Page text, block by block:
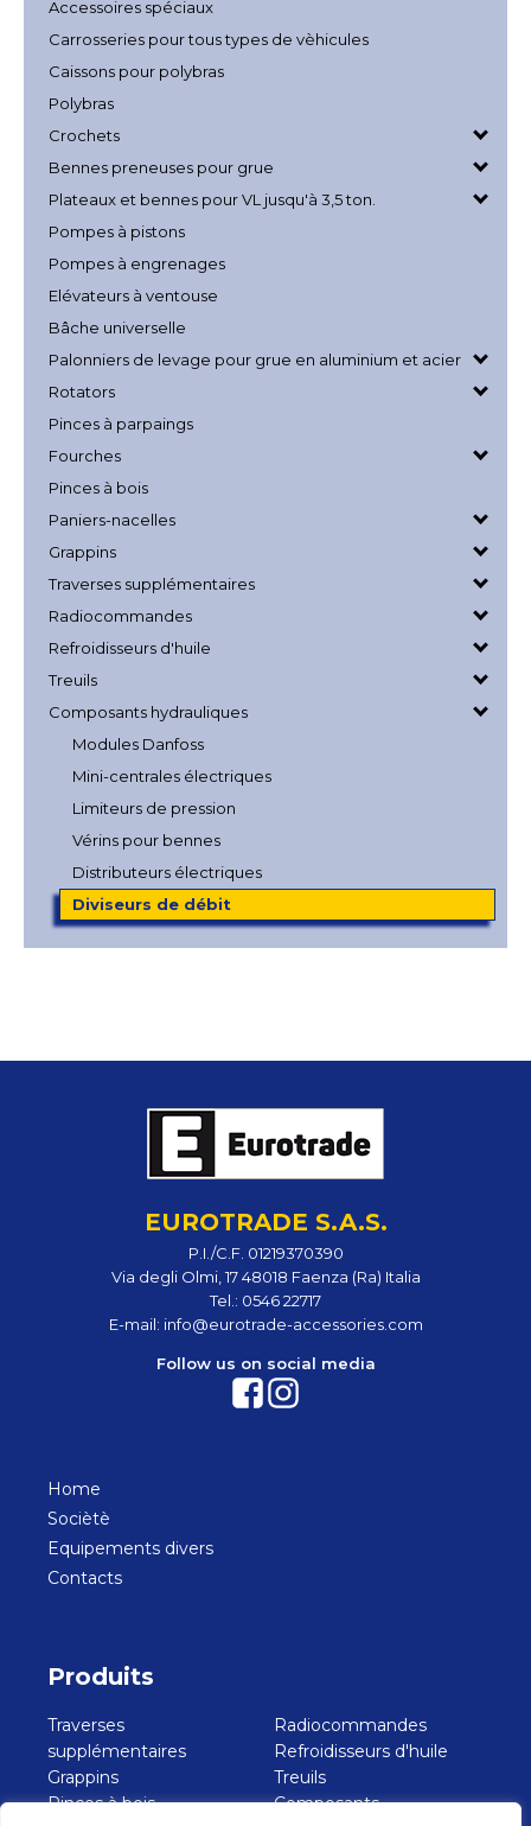
Accessoires spéciaux
Carrosseries pour tous types de vèhicules
Caissons pour polybras
Polybras
Crochets
Bennes preneuses pour grue
Plateaux et bennes pour VL jusqu'à 3,5 ton.
Pompes à pistons
Pompes à engrenages
Elévateurs à ventouse
Bâche universelle
Palonniers de levage pour grue en aluminium et acier
Rotators
Pinces à parpaings
Fourches
Pinces à bois
Paniers-nacelles
Grappins
Traverses supplémentaires
Radiocommandes
Refroidisseurs d'huile
Treuils
Composants hydrauliques
Modules Danfoss
Mini-centrales électriques
Limiteurs de pression
Vérins pour bennes
Distributeurs électriques
Diviseurs de débit
EUROTRADE S.A.S.
P.I./C.F. 01219370390
Via degli Olmi, 17 48018 Faenza (Ra) Italia
Tel.: 0546 22717
E-mail: info@eurotrade-accessories.com
Follow us on social media
Home
Sociètè
Equipements divers
Contacts
Produits
Traverses
supplémentaires
Grappins
Pinces à bois
Radiocommandes
Refroidisseurs d'huile
Treuils
Composants